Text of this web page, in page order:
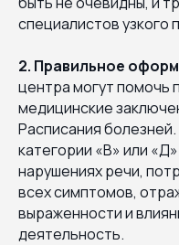
специалистов узкого
2. Правильное
центра могут помочь
медицинские
Расписания
категории «В» или
нарушениях речи,
всех симптомов,
выраженности и
деятельность.